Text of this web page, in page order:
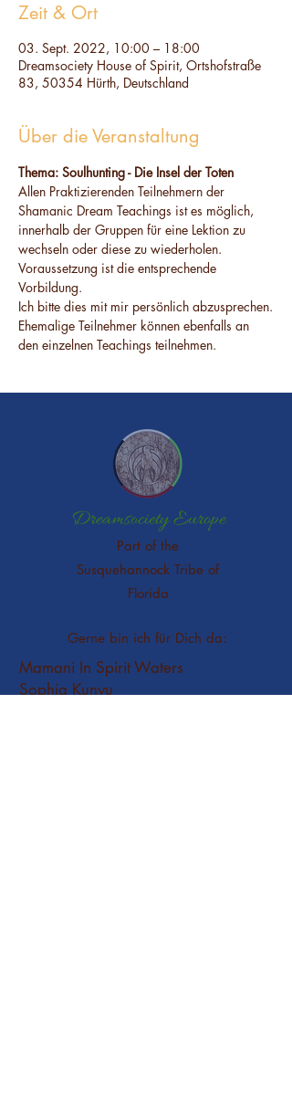
Zeit & Ort
03. Sept. 2022, 10:00 – 18:00
Dreamsociety House of Spirit, Ortshofstraße
83, 50354 Hürth, Deutschland
Über die Veranstaltung
Thema: Soulhunting - Die Insel der Toten
Allen Praktizierenden Teilnehmern der
Shamanic Dream Teachings ist es möglich,
innerhalb der Gruppen für eine Lektion zu
wechseln oder diese zu wiederholen.
Voraussetzung ist die entsprechende
Vorbildung.
Ich bitte dies mit mir persönlich abzusprechen.
Ehemalige Teilnehmer können ebenfalls an
den einzelnen Teachings teilnehmen.
Dreamsociety Europe
Part of the
Susquehannock Tribe of
Florida
Gerne bin ich für Dich da:
Mamani In Spirit Waters
Sophia Kunyu